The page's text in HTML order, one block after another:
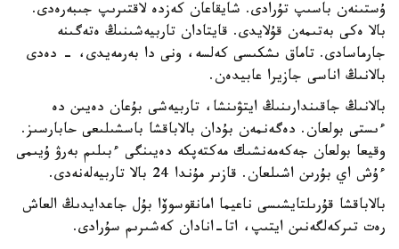
ۇستىنەن باسىپ تۇرادى. شايقاعان كەزدە لاقتىرىپ جىبەرەدى.
بالا ەكى بەتىمەن قۇلايدى. قايتادان تاربيەشىنىڭ ەتەگىنە
جارماسادى. تاماق ىشكىسى كەلسە، ونى دا بەرمەيدى، - دەدى
بالانىڭ اناسى جازيرا عابيدەن.
بالانىڭ جاقىندارىنىڭ ايتۋىنشا، تاربيەشى بۇعان دەيىن دە
ءىستى بولعان. دەگەنمەن بۇدان بالاباقشا باسشىلىعى حابارسىز.
وقيعا بولعان جەكەمەنشىك مەكتەپكە دەيىنگى ءبىلىم بەرۋ ۇيىمى
ءۇش اي بۇرىن اشىلعان. قازىر مۇندا 24 بالا تاربيەلەنەدى.
بالاباقشا قۇرىلتايشىسى ناعيما امانقوسوۆا بۇل جاعدايدىڭ العاش
رەت تىركەلگەنىن ايتىپ، اتا-انادان كەشىرىم سۇرادى.